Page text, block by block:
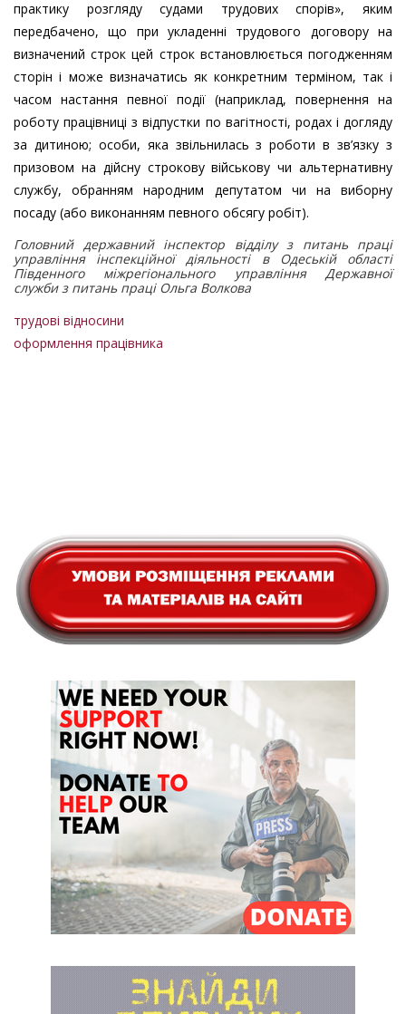
практику розгляду судами трудових спорів», яким
передбачено, що при укладенні трудового договору на
визначений строк цей строк встановлюється погодженням
сторін і може визначатись як конкретним терміном, так і
часом настання певної події (наприклад, повернення на
роботу працівниці з відпустки по вагітності, родах і догляду
за дитиною; особи, яка звільнилась з роботи в зв’язку з
призовом на дійсну строкову військову чи альтернативну
службу, обранням народним депутатом чи на виборну
посаду (або виконанням певного обсягу робіт).
Головний державний інспектор відділу з питань праці
управління інспекційної діяльності в Одеській області
Південного міжрегіонального управління Державної
служби з питань праці Ольга Волкова
трудові відносини
оформлення працівника